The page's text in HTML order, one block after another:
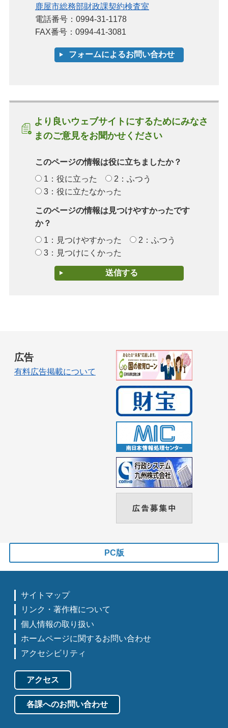
鹿屋市総務部財政課契約検査室
電話番号：0994-31-1178
FAX番号：0994-41-3081
より良いウェブサイトにするためにみなさ
まのご意見をお聞かせください
このページの情報は役に立ちましたか？
1：役に立った
2：ふつう
3：役に立たなかった
このページの情報は見つけやすかったです
か？
1：見つけやすかった
2：ふつう
3：見つけにくかった
広告
有料広告掲載について
PC版
サイトマップ
リンク・著作権について
個人情報の取り扱い
ホームページに関するお問い合わせ
アクセシビリティ
アクセス
各課へのお問い合わせ